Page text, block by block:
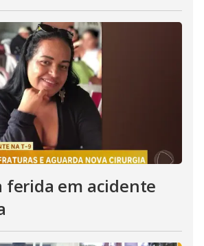
ferida em acidente